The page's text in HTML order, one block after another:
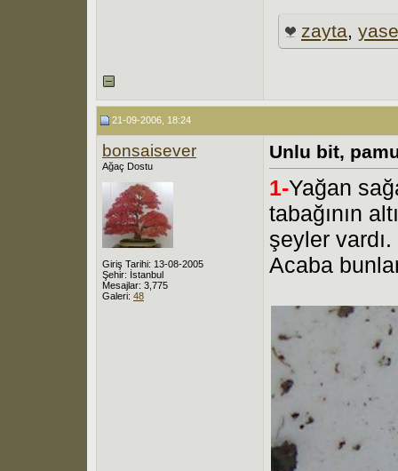
zayta,
21-09-2006, 18:24
bonsaisever
Ağaç Dostu
Giriş Tarihi: 13-08-2005
Şehir: İstanbul
Mesajlar: 3,775
Galeri: 48
Unlu bit,
1-Yağan
tabağının
şeyler vardı.
Acaba